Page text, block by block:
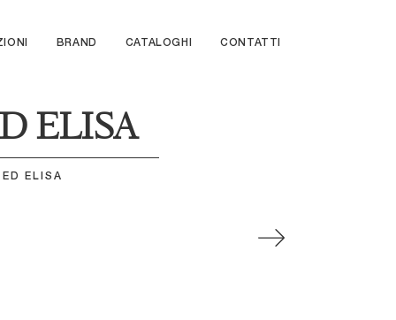
BRAND CATALOGHI CONTATTI
ELISA
ELISA